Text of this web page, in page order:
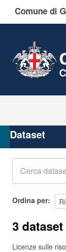
Comune di
Organizzazioni
Gruppi
Dataset
Ordina per
3
Licenze sulle